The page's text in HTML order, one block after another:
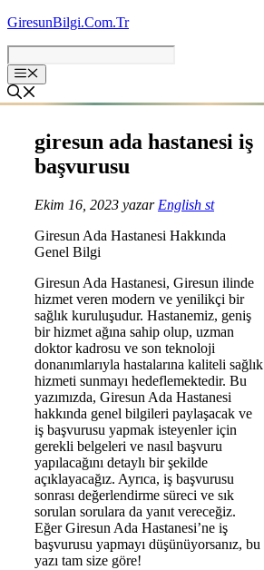
İçeriğe
GiresunBilgi.Com.Tr
giresun ada hastanesi iş
başvurusu
Ekim 16, 2023 yazar English st
Giresun Ada Hastanesi Hakkında
Genel Bilgi
Giresun Ada Hastanesi, Giresun ilinde
hizmet veren modern ve yenilikçi bir
sağlık kuruluşudur. Hastanemiz, geniş
bir hizmet ağına sahip olup, uzman
doktor kadrosu ve son teknoloji
donanımlarıyla hastalarına kaliteli sağlık
hizmeti sunmayı hedeflemektedir. Bu
yazımızda, Giresun Ada Hastanesi
hakkında genel bilgileri paylaşacak ve
iş başvurusu yapmak isteyenler için
gerekli belgeleri ve nasıl başvuru
yapılacağını detaylı bir şekilde
açıklayacağız. Ayrıca, iş başvurusu
sonrası değerlendirme süreci ve sık
sorulan sorulara da yanıt vereceğiz.
Eğer Giresun Ada Hastanesi’ne iş
başvurusu yapmayı düşünüyorsanız, bu
yazı tam size göre!